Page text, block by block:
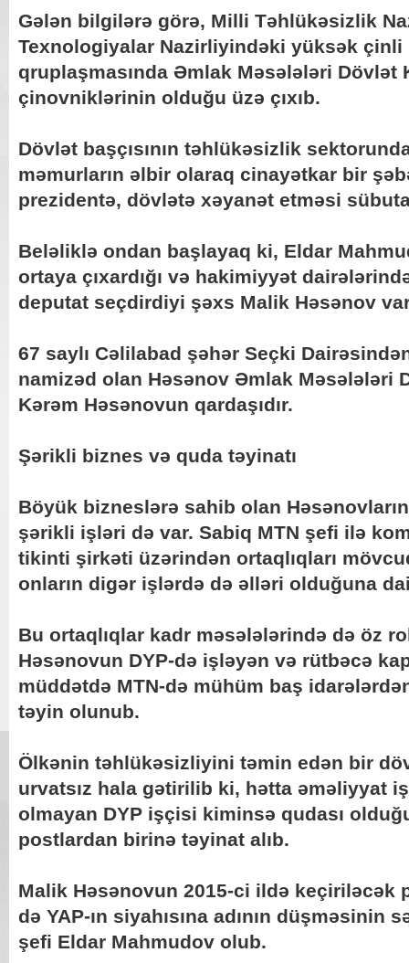
Gələn bilgilərə görə, Milli Təhlükəsizlik
Texnologiyalar Nazirliyindəki yüksək çinli
qruplaşmasında Əmlak Məsələləri Dövlət
çinovniklərinin olduğu üzə çıxıb.
Dövlət başçısının təhlükəsizlik
məmurların əlbir olaraq cinayətkar bir
prezidentə, dövlətə xəyanət etməsi
Beləliklə ondan başlayaq ki, Eldar
ortaya çıxardığı və hakimiyyət
deputat seçdirdiyi şəxs Malik Həsənov
67 saylı Cəlilabad şəhər Seçki
namizəd olan Həsənov Əmlak Məsələləri
Kərəm Həsənovun qardaşıdır.
Şərikli biznes və quda təyinatı
Böyük bizneslərə sahib olan
şərikli işləri də var. Sabiq MTN şefi ilə
tikinti şirkəti üzərindən ortaqlıqları
onların digər işlərdə də əlləri olduğuna
Bu ortaqlıqlar kadr məsələlərində də öz
Həsənovun DYP-də işləyən və rütbəcə
müddətdə MTN-də mühüm baş
təyin olunub.
Ölkənin təhlükəsizliyini təmin edən bir
urvatsız hala gətirilib ki, hətta əməliyyat
olmayan DYP işçisi kiminsə qudası
postlardan birinə təyinat alıb.
Malik Həsənovun 2015-ci ildə keçiriləcək
də YAP-ın siyahısına adının düşməsinin
şefi Eldar Mahmudov olub.